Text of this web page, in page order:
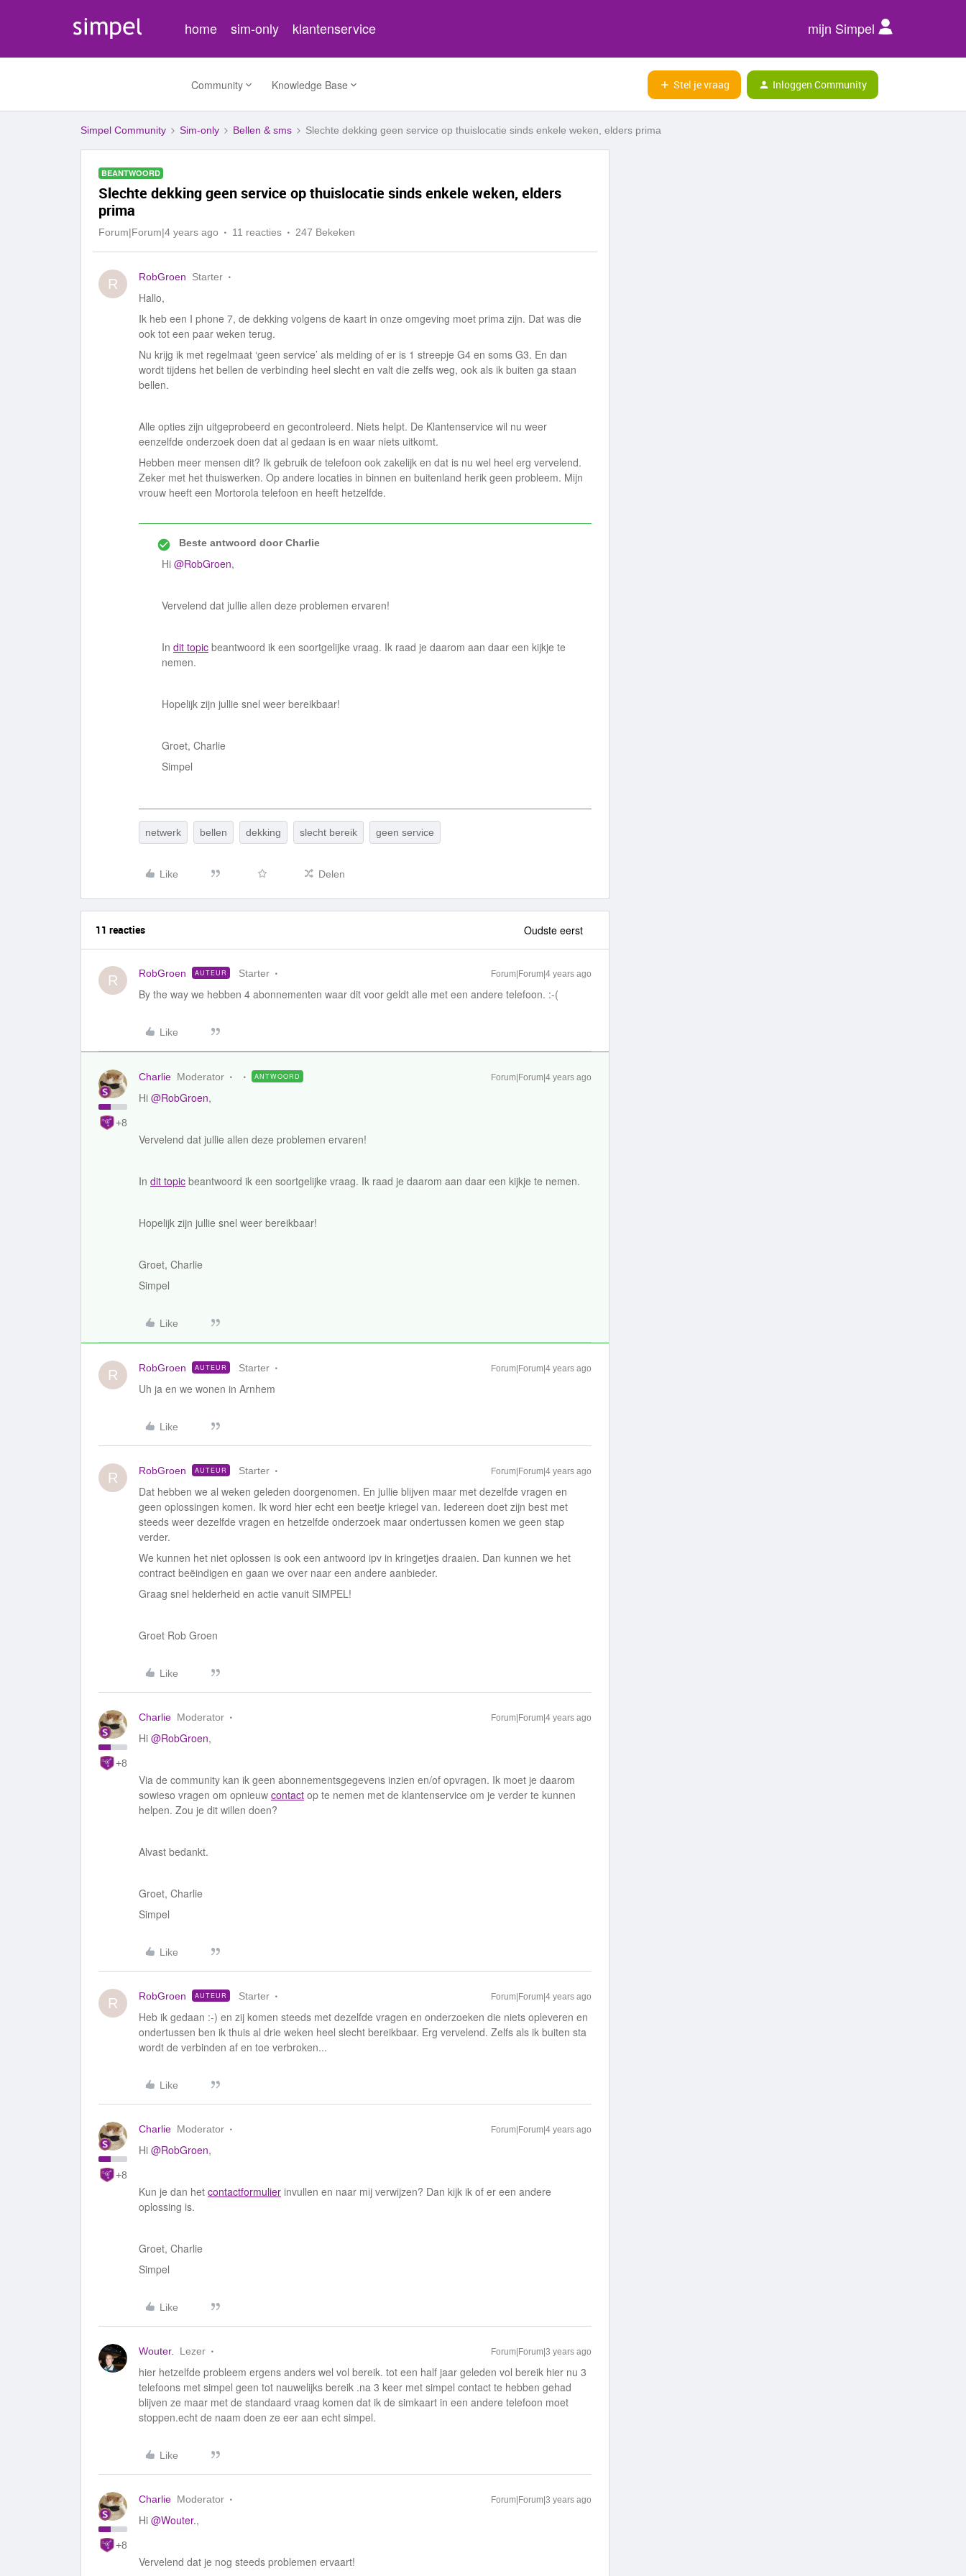
home sim-only klantenservice mijn Simpel
Community Knowledge Base Stel je vraag Inloggen Community
Simpel Community Sim-only Bellen & sms Slechte dekking geen service op thuislocatie sinds enkele weken, elders prima
BEANTWOORD
Slechte dekking geen service op thuislocatie sinds enkele weken, elders
prima
Forum|Forum|4 years ago 11 reacties 247 Bekeken
R RobGroen Starter
Hallo,
Ik heb een I phone 7, de dekking volgens de kaart in onze omgeving moet prima zijn. Dat was die
ook tot een paar weken terug.
Nu krijg ik met regelmaat ‘geen service’ als melding of er is 1 streepje G4 en soms G3. En dan
wordt tijdens het bellen de verbinding heel slecht en valt die zelfs weg, ook als ik buiten ga staan
bellen.
Alle opties zijn uitgeprobeerd en gecontroleerd. Niets helpt. De Klantenservice wil nu weer
eenzelfde onderzoek doen dat al gedaan is en waar niets uitkomt.
Hebben meer mensen dit? Ik gebruik de telefoon ook zakelijk en dat is nu wel heel erg vervelend.
Zeker met het thuiswerken. Op andere locaties in binnen en buitenland herik geen probleem. Mijn
vrouw heeft een Mortorola telefoon en heeft hetzelfde.
Beste antwoord doorCharlie
Hi @RobGroen,
Vervelend dat jullie allen deze problemen ervaren!
In dit topic beantwoord ik een soortgelijke vraag. Ik raad je daarom aan daar een kijkje te
nemen.
Hopelijk zijn jullie snel weer bereikbaar!
Groet, Charlie
Simpel
netwerk bellen dekking slecht bereik geen service
Like Delen
11 reacties Oudste eerst
R RobGroen AUTEUR Starter Forum|Forum|4 years ago
By the way we hebben 4 abonnementen waar dit voor geldt alle met een andere telefoon. :-(
Like
+8
Charlie Moderator ANTWOORD Forum|Forum|4 years ago
Hi @RobGroen,
Vervelend dat jullie allen deze problemen ervaren!
In dit topic beantwoord ik een soortgelijke vraag. Ik raad je daarom aan daar een kijkje te nemen.
Hopelijk zijn jullie snel weer bereikbaar!
Groet, Charlie
Simpel
Like
R RobGroen AUTEUR Starter Forum|Forum|4 years ago
Uh ja en we wonen in Arnhem
Like
R RobGroen AUTEUR Starter Forum|Forum|4 years ago
Dat hebben we al weken geleden doorgenomen. En jullie blijven maar met dezelfde vragen en
geen oplossingen komen. Ik word hier echt een beetje kriegel van. Iedereen doet zijn best met
steeds weer dezelfde vragen en hetzelfde onderzoek maar ondertussen komen we geen stap
verder.
We kunnen het niet oplossen is ook een antwoord ipv in kringetjes draaien. Dan kunnen we het
contract beëindigen en gaan we over naar een andere aanbieder.
Graag snel helderheid en actie vanuit SIMPEL!
Groet Rob Groen
Like
+8
Charlie Moderator Forum|Forum|4 years ago
Hi @RobGroen,
Via de community kan ik geen abonnementsgegevens inzien en/of opvragen. Ik moet je daarom
sowieso vragen om opnieuw contact op te nemen met de klantenservice om je verder te kunnen
helpen. Zou je dit willen doen?
Alvast bedankt.
Groet, Charlie
Simpel
Like
R RobGroen AUTEUR Starter Forum|Forum|4 years ago
Heb ik gedaan :-) en zij komen steeds met dezelfde vragen en onderzoeken die niets opleveren en
ondertussen ben ik thuis al drie weken heel slecht bereikbaar. Erg vervelend. Zelfs als ik buiten sta
wordt de verbinden af en toe verbroken...
Like
+8
Charlie Moderator Forum|Forum|4 years ago
Hi @RobGroen,
Kun je dan het contactformulier invullen en naar mij verwijzen? Dan kijk ik of er een andere
oplossing is.
Groet, Charlie
Simpel
Like
Wouter. Lezer Forum|Forum|3 years ago
hier hetzelfde probleem ergens anders wel vol bereik. tot een half jaar geleden vol bereik hier nu 3
telefoons met simpel geen tot nauwelijks bereik .na 3 keer met simpel contact te hebben gehad
blijven ze maar met de standaard vraag komen dat ik de simkaart in een andere telefoon moet
stoppen.echt de naam doen ze eer aan echt simpel.
Like
+8
Charlie Moderator Forum|Forum|3 years ago
Hi @Wouter.,
Vervelend dat je nog steeds problemen ervaart!